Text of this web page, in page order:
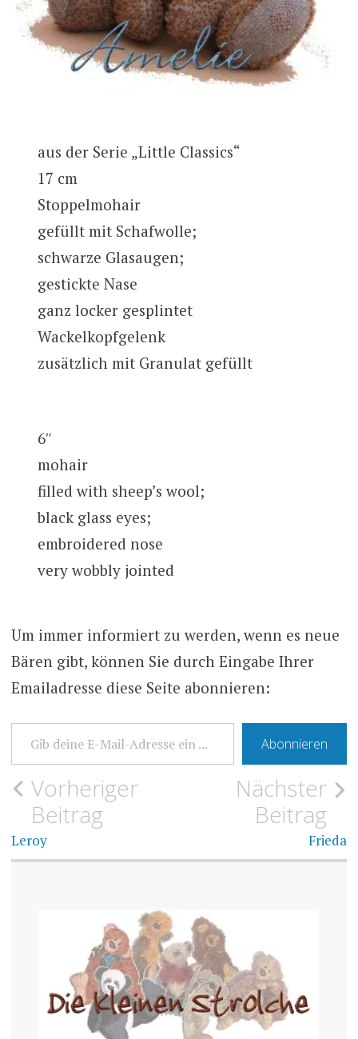
aus der Serie „Little Classics“
17 cm
Stoppelmohair
gefüllt mit Schafwolle;
schwarze Glasaugen;
gestickte Nase
ganz locker gesplintet
Wackelkopfgelenk
zusätzlich mit Granulat gefüllt
6″
mohair
filled with sheep’s wool;
black glass eyes;
embroidered nose
very wobbly jointed
Um immer informiert zu werden, wenn es neue
Bären gibt, können Sie durch Eingabe Ihrer
Emailadresse diese Seite abonnieren:
GIB DEINE E-MAIL-ADRESSE EIN …
Abonnieren
MEINE
Beitrags-
Navigation
Vorheriger
Beitrag
Leroy
Nächster
Beitrag
Frieda